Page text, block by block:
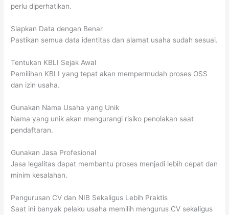
perlu diperhatikan.
Siapkan Data dengan Benar
Pastikan semua data identitas dan alamat usaha sudah sesuai.
Tentukan KBLI Sejak Awal
Pemilihan KBLI yang tepat akan mempermudah proses OSS
dan izin usaha.
Gunakan Nama Usaha yang Unik
Nama yang unik akan mengurangi risiko penolakan saat
pendaftaran.
Gunakan Jasa Profesional
Jasa legalitas dapat membantu proses menjadi lebih cepat dan
minim kesalahan.
Pengurusan CV dan NIB Sekaligus Lebih Praktis
Saat ini banyak pelaku usaha memilih mengurus CV sekaligus